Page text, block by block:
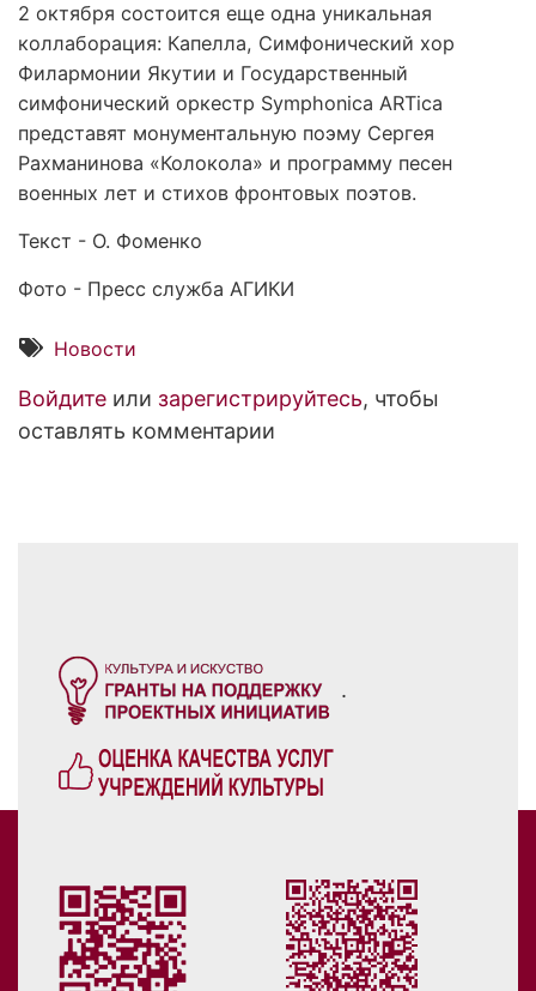
2 октября состоится еще одна уникальная
коллаборация: Капелла, Симфонический хор
Филармонии Якутии и Государственный
симфонический оркестр Symphonica ARTica
представят монументальную поэму Сергея
Рахманинова «Колокола» и программу песен
военных лет и стихов фронтовых поэтов.
Текст - О. Фоменко
Фото - Пресс служба АГИКИ
Новости
Войдите или зарегистрируйтесь, чтобы
оставлять комментарии
.